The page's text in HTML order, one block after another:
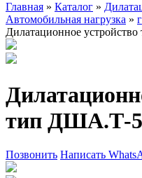
Главная » Каталог »
Автомобильная нагрузка »
Дилатационное
тип ДША.Т-
Позвонить Написать